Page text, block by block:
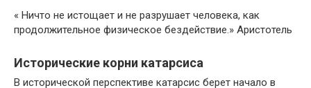
« Ничто не истощает и не разрушает человека, как
продолжительное физическое бездействие.» Аристотель
Исторические корни катарсиса
В исторической перспективе катарсис берет начало в